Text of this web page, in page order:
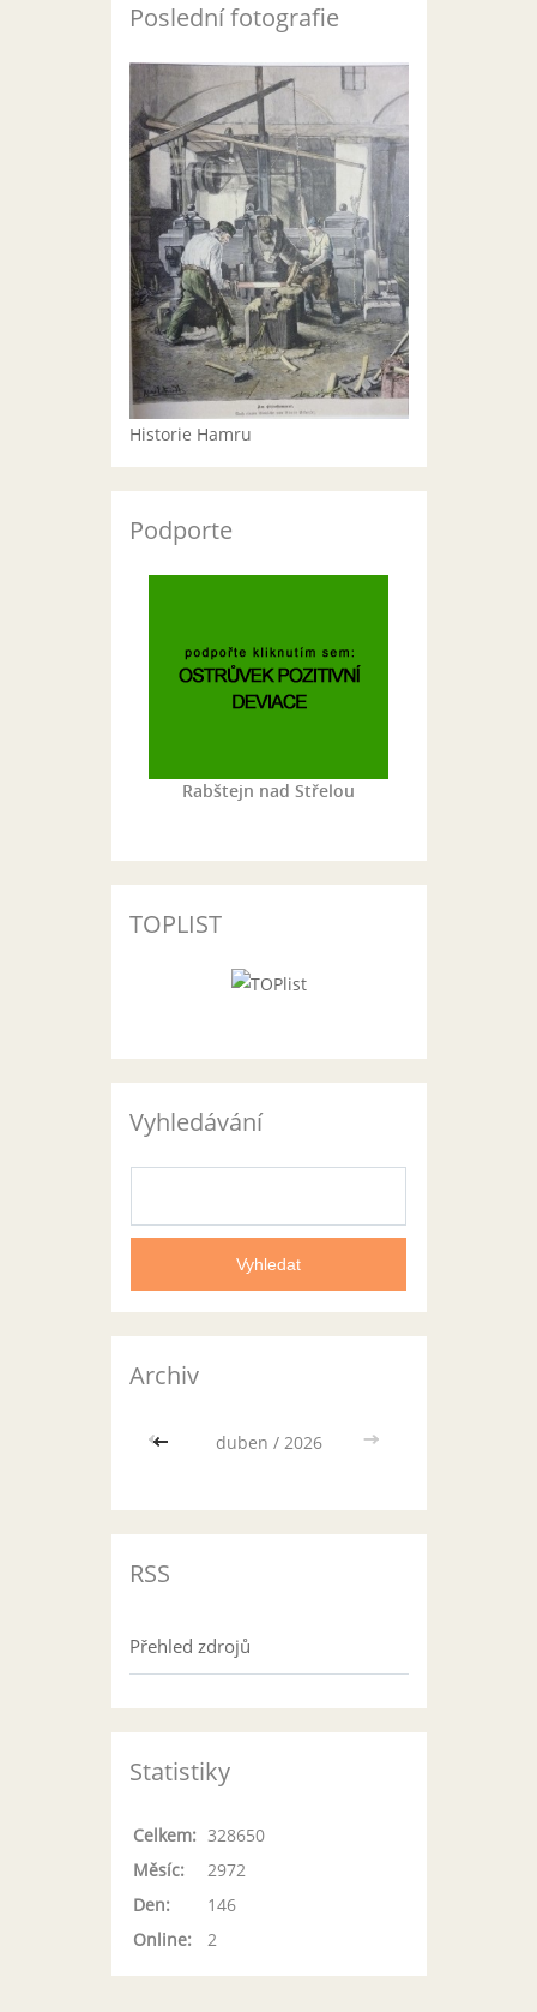
Poslední fotografie
Historie Hamru
Podporte
Rabštejn nad Střelou
TOPLIST
Vyhledávání
Archiv
<< duben / 2026 >>
RSS
Přehled zdrojů
Statistiky
Online: 2
Celkem: 328650
Měsíc:
2972
Den:
146